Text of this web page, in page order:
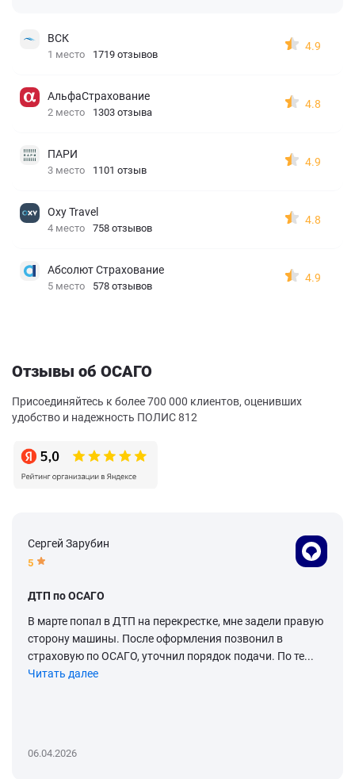
ВСК
1 место 1719 отзывов
4.9
АльфаСтрахование
2 место 1303 отзыва
4.8
ПАРИ
3 место 1101 отзыв
4.9
Oxy Travel
4 место 758 отзывов
4.8
Абсолют Страхование
5 место 578 отзывов
4.9
Отзывы об ОСАГО
Присоединяйтесь к более 700 000 клиентов, оценивших
удобство и надежность ПОЛИС 812
Сергей Зарубин
5
ДТП по ОСАГО
В марте попал в ДТП на перекрестке, мне задели правую
сторону машины. После оформления позвонил в
страховую по ОСАГО, уточнил порядок подачи. По те...
Читать далее
06.04.2026